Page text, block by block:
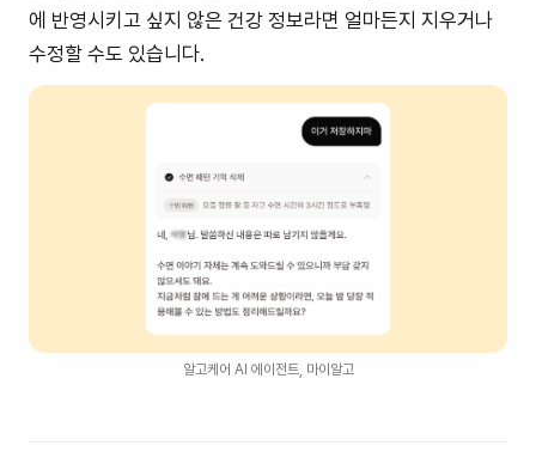
에 반영시키고 싶지 않은 건강 정보라면 얼마든지 지우거나
수정할 수도 있습니다.
알고케어 AI 에이전트, 마이알고